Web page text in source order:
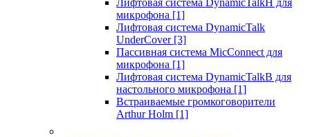
Лифтовая система DynamicTalkH для
микрофона [1]
Лифтовая система DynamicTalk
UnderCover [3]
Пассивная система MicConnect для
микрофона [1]
Лифтовая система DynamicTalkB для
настольного микрофона [1]
Встраиваемые громкоговорители
Arthur Holm [1]